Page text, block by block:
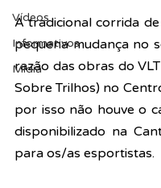
Vídeos
Informativos
Midia
A tradicional corrida
pequena mudança no
razão das obras do
Sobre Trilhos) no
por isso não houve o
disponibilizado na
para os/as esportistas.